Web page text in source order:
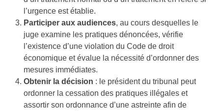
l’urgence est établie.
Participer aux audiences, au cours desquelles le
juge examine les pratiques dénoncées, vérifie
l’existence d’une violation du Code de droit
économique et évalue la nécessité d’ordonner des
mesures immédiates.
Obtenir la décision : le président du tribunal peut
ordonner la cessation des pratiques illégales et
assortir son ordonnance d’une astreinte afin de